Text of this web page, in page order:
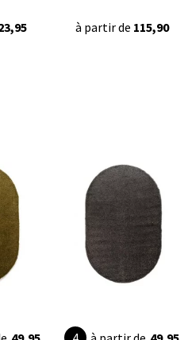
à partir de 115,90